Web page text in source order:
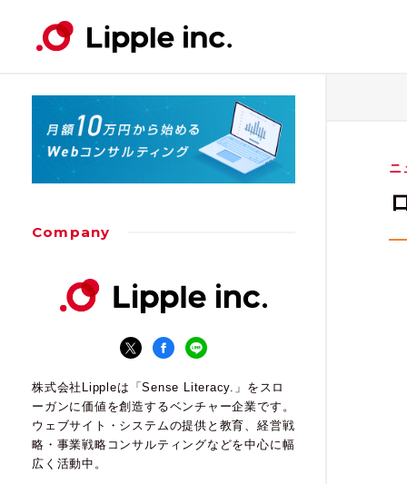
Contents
コンテンツ
Works
事例紹介
Service
サービス
Company
会社案内
News・Event
ニュース・イベント
Company
株式会社Lippleは「Sense Literacy.」をスロ
ーガンに価値を創造するベンチャー企業です。
ウェブサイト・システムの提供と教育、経営戦
略・事業戦略コンサルティングなどを中心に幅
広く活動中。
ニ